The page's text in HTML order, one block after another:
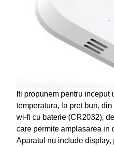
Iti propunem pentru inceput
temperatura, la pret bun,
wi-fi cu baterie (CR2032),
care permite amplasarea in
Aparatul nu include display,